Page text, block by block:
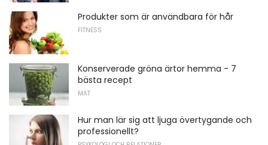
Produkter som är användbara för hår
FITNESS
Konserverade gröna ärtor hemma - 7
bästa recept
MAT
Hur man lär sig att ljuga övertygande och
professionellt?